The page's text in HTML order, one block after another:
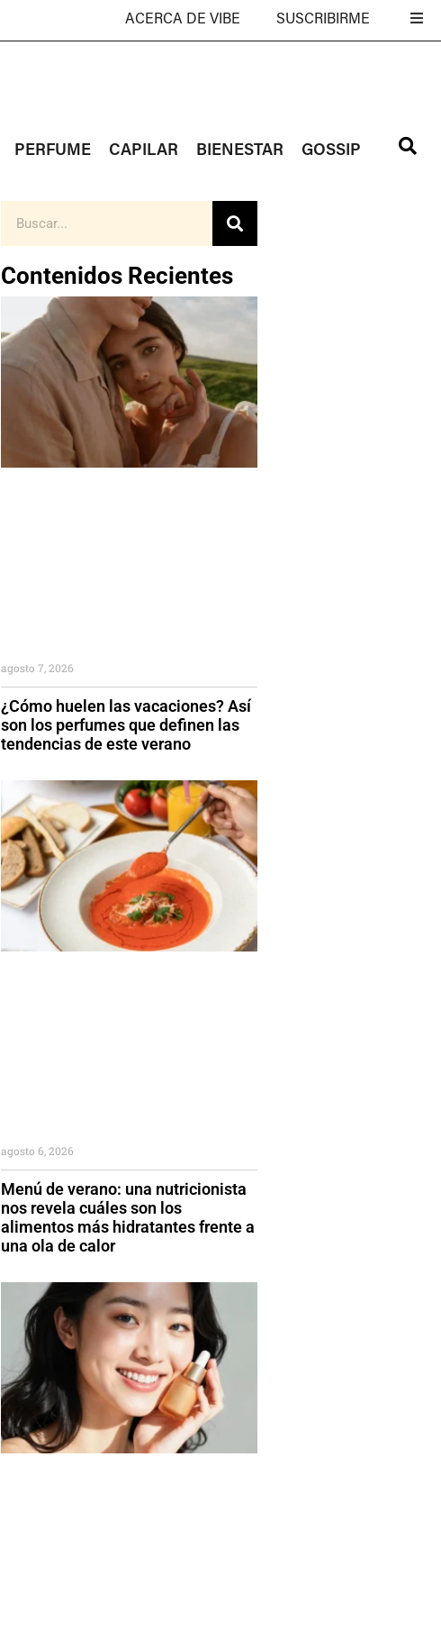
ACERCA DE VIBE SUSCRIBIRME
PERFUME CAPILAR BIENESTAR GOSSIP
Contenidos Recientes
¿Cómo huelen las vacaciones? Así
son los perfumes que definen las
tendencias de este verano
agosto 7, 2026
Menú de verano: una nutricionista
nos revela cuáles son los
alimentos más hidratantes frente a
una ola de calor
agosto 6, 2026